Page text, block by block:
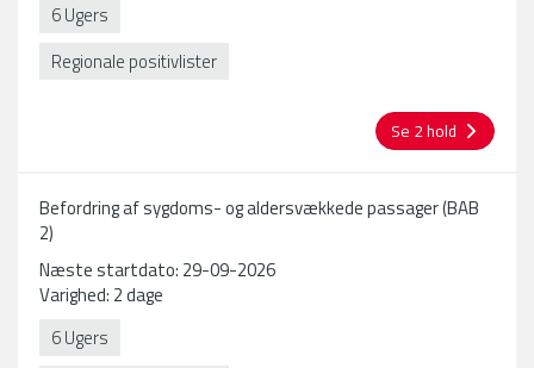
6 Ugers
Regionale positivlister
Se 2 hold
Befordring af sygdoms- og aldersvækkede passager (BAB
2)
6 Ugers
Næste startdato: 29-09-2026
Varighed: 2 dage